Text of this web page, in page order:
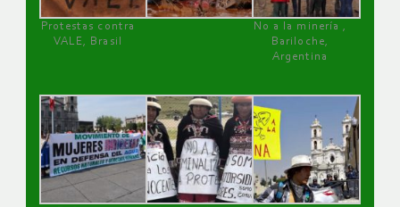
Protestas contra
VALE, Brasil
No a la minería ,
Bariloche,
Argentina